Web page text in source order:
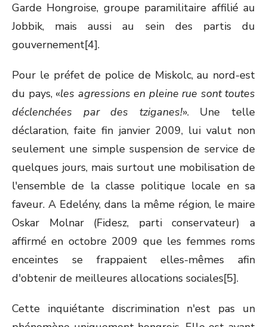
Garde Hongroise, groupe paramilitaire affilié au
Jobbik, mais aussi au sein des partis du
gouvernement[4].
Pour le préfet de police de Miskolc, au nord-est
du pays, «les agressions en pleine rue sont toutes
déclenchées par des tziganes!». Une telle
déclaration, faite fin janvier 2009, lui valut non
seulement une simple suspension de service de
quelques jours, mais surtout une mobilisation de
l'ensemble de la classe politique locale en sa
faveur. A Edelény, dans la même région, le maire
Oskar Molnar (Fidesz, parti conservateur) a
affirmé en octobre 2009 que les femmes roms
enceintes se frappaient elles-mêmes afin
d'obtenir de meilleures allocations sociales[5].
Cette inquiétante discrimination n'est pas un